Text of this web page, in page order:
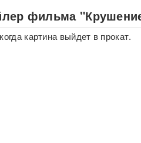
фильма
картина выйдет в прокат.